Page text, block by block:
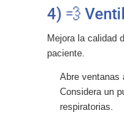
4) 💨
Mejora la calidad
paciente.
Abre ventanas
Considera un
respiratorias.